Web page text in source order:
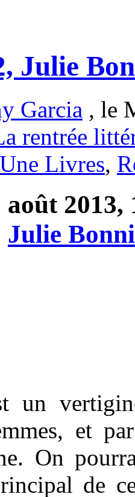
Julie
Garcia , le
rentrée
Livres,
2013,
Julie
un
et
On
de